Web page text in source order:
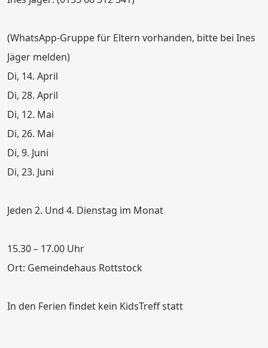
(WhatsApp-Gruppe für Eltern vorhanden, bitte bei Ines
Jäger melden)
Di, 14. April
Di, 28. April
Di, 12. Mai
Di, 26. Mai
Di, 9. Juni
Di, 23. Juni
Jeden 2. Und 4. Dienstag im Monat
15.30 – 17.00 Uhr
Ort: Gemeindehaus Rottstock
In den Ferien findet kein KidsTreff statt